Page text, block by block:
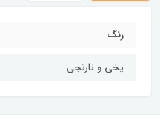
رنگ
یخی و نارنجی